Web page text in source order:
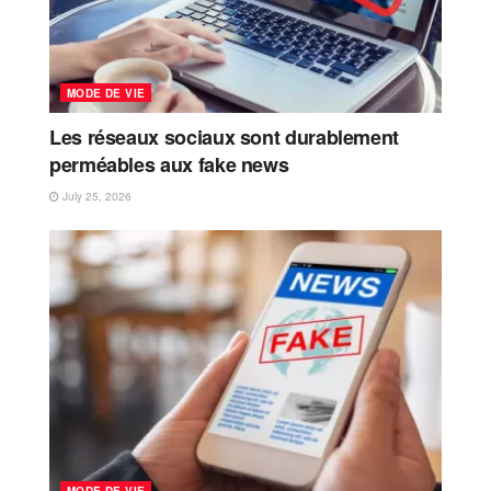
MODE DE VIE
Les réseaux sociaux sont durablement
perméables aux fake news
July 25, 2026